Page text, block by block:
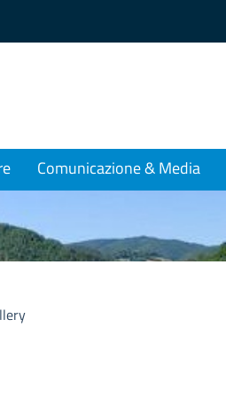
Comunicazione & Media